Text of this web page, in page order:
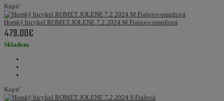
Kúpiť
Horský bicykel ROMET JOLENE 7.2 2024 M Fialovo-oranžová
479.00€
Skladom
Kúpiť